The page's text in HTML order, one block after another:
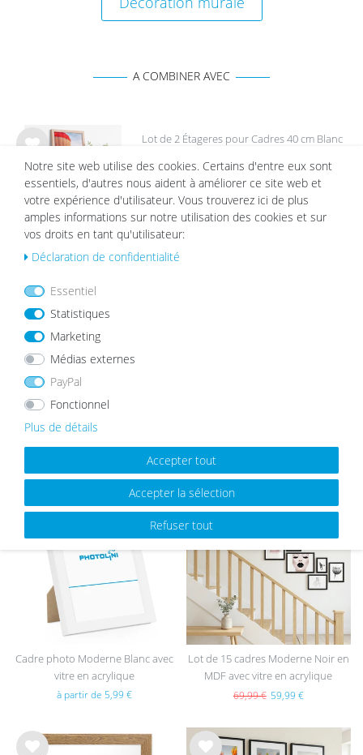
A COMBINER AVEC
List
e de
sou
hait
s
Lot de 2 Étageres pour Cadres 40 cm Blanc
22,99 €
List
sou
hait
s
MEILLEURES VENTES
List
Cadre photo Moderne Blanc avec
vitre en acrylique
à partir de 5,99 €
List
e de
s
Lot de 15 cadres Moderne Noir en
MDF avec vitre en acrylique
69,99 € 59,99 €
Notre site web utilise des cookies. Certains d'entre eux sont
essentiels, d'autres nous aident à améliorer ce site web et
votre expérience d'utilisateur. Vous trouverez ici de plus
amples informations sur notre utilisation des cookies et sur
vos droits en tant qu'utilisateur:
Déclaration de confidentialité
Essentiel
Statistiques
Marketing
Médias externes
PayPal
Fonctionnel
Plus de détails
Accepter tout
Accepter la sélection
Refuser tout